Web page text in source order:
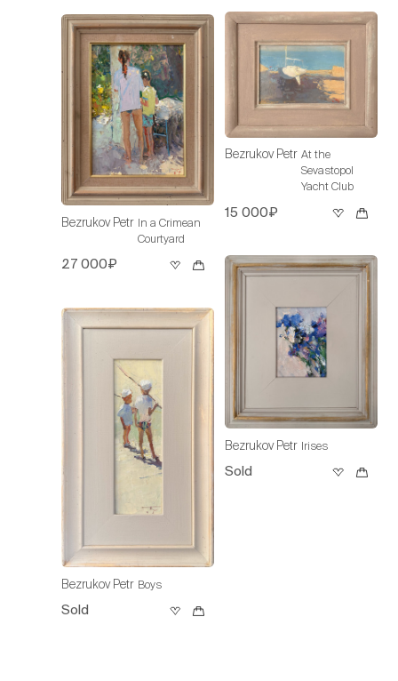
Bezrukov Petr In a Crimean
Courtyard
27 000₽
Bezrukov Petr Boys
Sold
Bezrukov Petr At the
Sevastopol
Yacht Club
15 000₽
Bezrukov Petr Irises
Sold